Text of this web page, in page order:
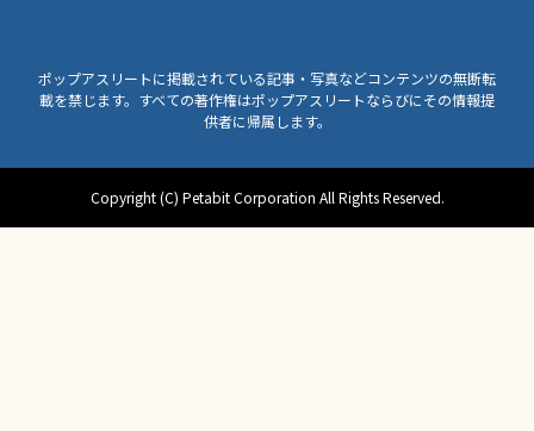
ポップアスリートに掲載されている記事・写真などコンテンツの無断転
載を禁じます。すべての著作権はポップアスリートならびにその情報提
供者に帰属します。
Copyright (C) Petabit Corporation All Rights Reserved.